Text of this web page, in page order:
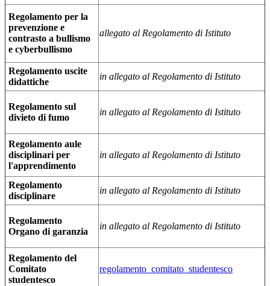
Regolamento per la
prevenzione e
contrasto a bullismo
e cyberbullismo
allegato al Regolamento di Istituto
Regolamento uscite
didattiche
in allegato al Regolamento di Istituto
Regolamento sul
divieto di fumo
in allegato al Regolamento di Istituto
Regolamento aule
disciplinari per
l'apprendimento
in allegato al Regolamento di Istituto
Regolamento
disciplinare
in allegato al Regolamento di Istituto
Regolamento
Organo di garanzia
in allegato al Regolamento di Istituto
Regolamento del
Comitato
studentesco
regolamento_comitato_studentesco